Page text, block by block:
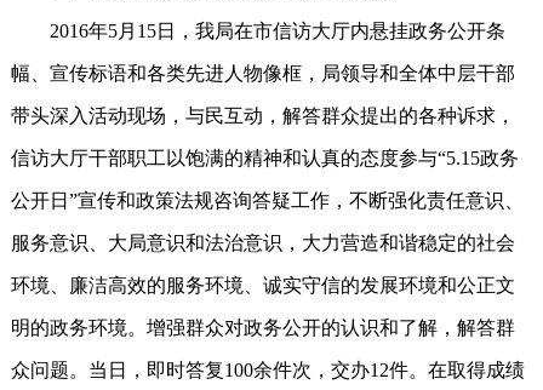
2016年5月15日，我局在市信访大厅内悬挂政务公开条
幅、宣传标语和各类先进人物像框，局领导和全体中层干部
带头深入活动现场，与民互动，解答群众提出的各种诉求，
信访大厅干部职工以饱满的精神和认真的态度参与“5.15政务
公开日”宣传和政策法规咨询答疑工作，不断强化责任意识、
服务意识、大局意识和法治意识，大力营造和谐稳定的社会
环境、廉洁高效的服务环境、诚实守信的发展环境和公正文
明的政务环境。增强群众对政务公开的认识和了解，解答群
众问题。当日，即时答复100余件次，交办12件。在取得成绩